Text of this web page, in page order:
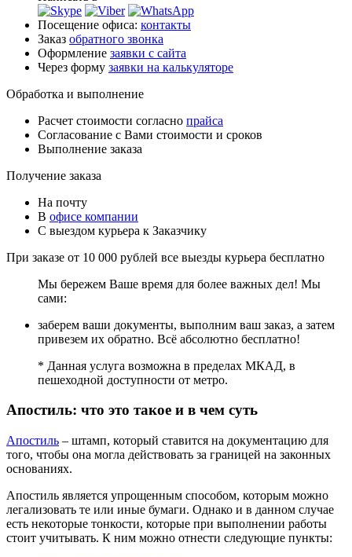
Посещение офиса: контакты
Заказ обратного звонка
Оформление заявки с сайта
Через форму заявки на калькуляторе
Обработка и выполнение
Расчет стоимости согласно прайса
Согласование с Вами стоимости и сроков
Выполнение заказа
Получение заказа
На почту
В офисе компании
С выездом курьера к Заказчику
При заказе от 10 000 рублей все выезды курьера бесплатно
Мы бережем Ваше время для более важных дел! Мы
сами:
заберем ваши документы, выполним ваш заказ, а затем
привезем их обратно. Всё абсолютно бесплатно!
* Данная услуга возможна в пределах МКАД, в
пешеходной доступности от метро.
Апостиль: что это такое и в чем суть
Апостиль – штамп, который ставится на документацию для
того, чтобы она могла действовать за границей на законных
основаниях.
Апостиль является упрощенным способом, которым можно
легализовать те или иные бумаги. Однако и в данном случае
есть некоторые тонкости, которые при выполнении работы
стоит учитывать. К ним можно отнести следующие пункты: